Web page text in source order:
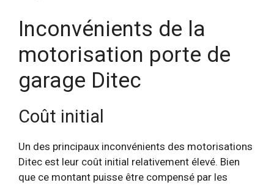
Inconvénients de la
motorisation porte de
garage Ditec
Coût initial
Un des principaux inconvénients des motorisations
Ditec est leur coût initial relativement élevé. Bien
que ce montant puisse être compensé par les